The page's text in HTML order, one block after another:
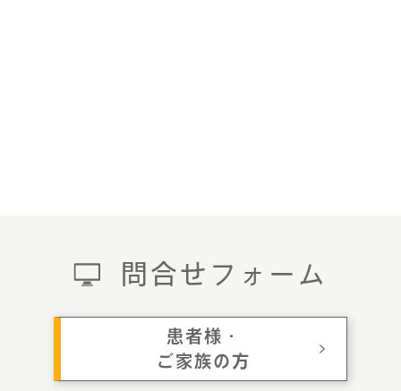
問合せフォーム
患者様・
ご家族の方